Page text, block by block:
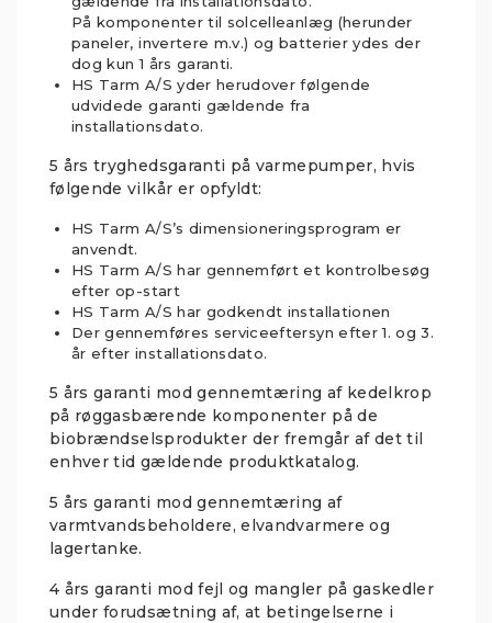
På komponenter til solcelleanlæg (herunder
paneler, invertere m.v.) og batterier ydes der
dog kun 1 års garanti.
HS Tarm A/S yder herudover følgende
udvidede garanti gældende fra
installationsdato.
5 års tryghedsgaranti på varmepumper, hvis
følgende vilkår er opfyldt:
HS Tarm A/S’s dimensioneringsprogram er
anvendt.
HS Tarm A/S har gennemført et kontrolbesøg
efter op-start
HS Tarm A/S har godkendt installationen
Der gennemføres serviceeftersyn efter 1. og 3.
år efter installationsdato.
5 års garanti mod gennemtæring af kedelkrop
på røggasbærende komponenter på de
biobrændselsprodukter der fremgår af det til
enhver tid gældende produktkatalog.
5 års garanti mod gennemtæring af
varmtvandsbeholdere, elvandvarmere og
lagertanke.
4 års garanti mod fejl og mangler på gaskedler
under forudsætning af, at betingelserne i